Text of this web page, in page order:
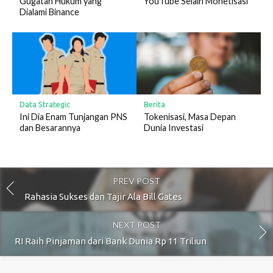
Dialami Binance
Data Strategic
Ini Dia Enam Tunjangan PNS
dan Besarannya
Berita
Tokenisasi, Masa Depan
Dunia Investasi
PREV POST
Rahasia Sukses dan Tajir Ala Bill Gates
NEXT POST
RI Raih Pinjaman dari Bank Dunia Rp 11 Triliun